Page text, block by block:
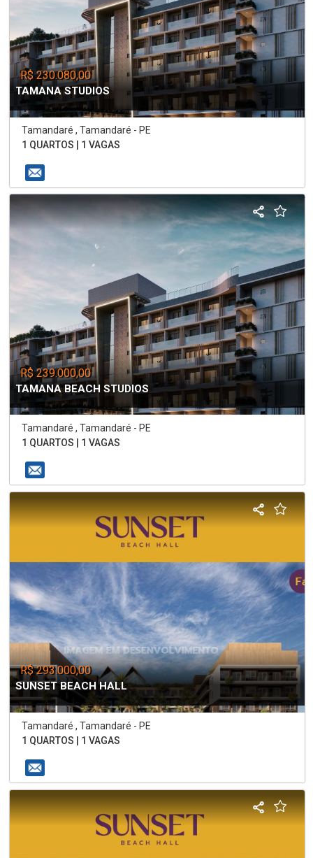
R$ 230.080,00
TAMANA STUDIOS
Tamandaré , Tamandaré - PE
1 QUARTOS | 1 VAGAS
R$ 239.000,00
TAMANA BEACH STUDIOS
Tamandaré , Tamandaré - PE
1 QUARTOS | 1 VAGAS
R$ 293.000,00
SUNSET BEACH HALL
Tamandaré , Tamandaré - PE
1 QUARTOS | 1 VAGAS